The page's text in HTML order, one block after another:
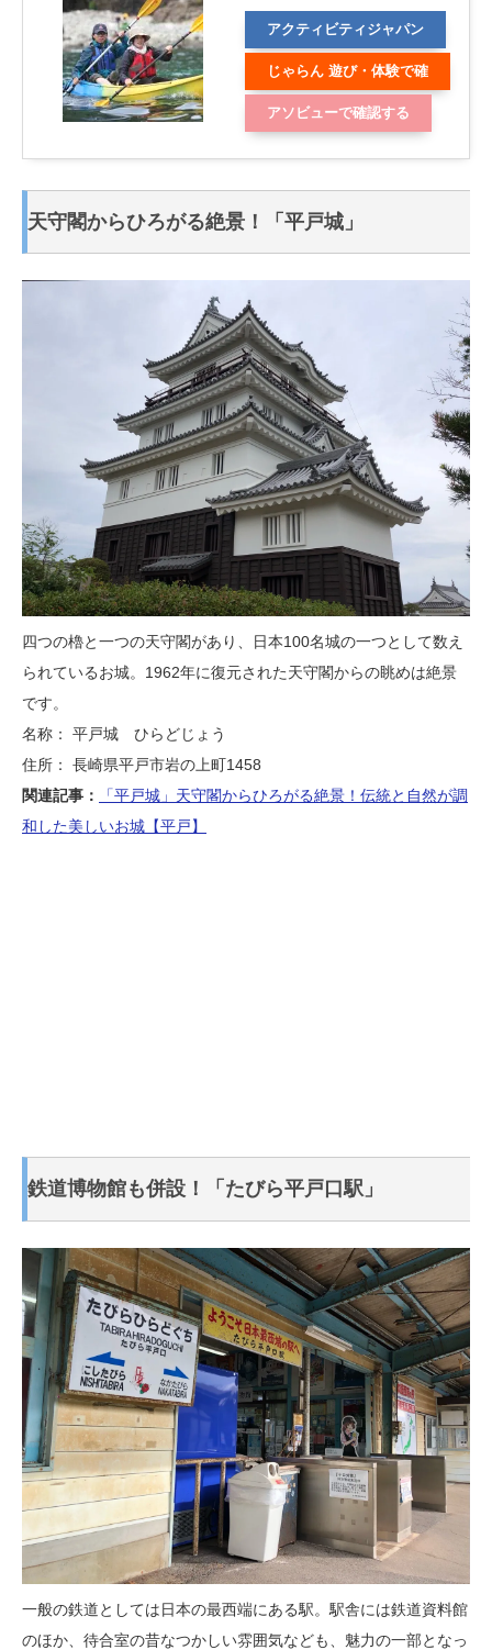
アクティビティジャパン
じゃらん 遊び・体験で確
認する
アソビューで確認する
天守閣からひろがる絶景！「平戸城」
四つの櫓と一つの天守閣があり、日本100名城の一つとして数え
られているお城。1962年に復元された天守閣からの眺めは絶景
です。
名称： 平戸城 ひらどじょう
住所： 長崎県平戸市岩の上町1458
関連記事：
「平戸城」天守閣からひろがる絶景！伝統と自然が調
和した美しいお城【平戸】
鉄道博物館も併設！「たびら平戸口駅」
一般の鉄道としては日本の最西端にある駅。駅舎には鉄道資料館
のほか、待合室の昔なつかしい雰囲気なども、魅力の一部となっ